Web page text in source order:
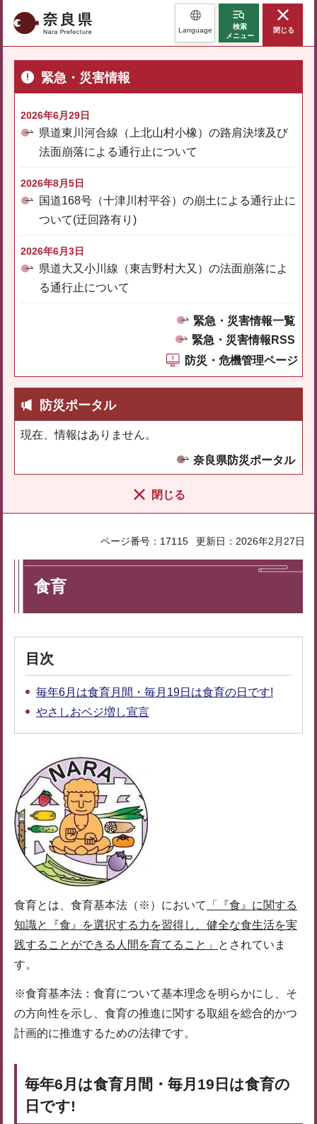
奈良県 Language
検索
メニュー
閉じる
緊急・災害情報
2026年6月29日
県道東川河合線（上北山村小橡）の路肩決壊及び
法面崩落による通行止について
2026年8月5日
国道168号（十津川村平谷）の崩土による通行止に
ついて(迂回路有り)
2026年6月3日
県道大又小川線（東吉野村大又）の法面崩落によ
る通行止について
緊急・災害情報一覧
緊急・災害情報RSS
防災・危機管理ページ
防災ポータル
現在、情報はありません。
奈良県防災ポータル
閉じる
ページ番号：17115 更新日：2026年2月27日
食育
目次
毎年6月は食育月間・毎月19日は食育の日です!
やさしおベジ増し宣言
食育とは、食育基本法（※）において
「『食』に関する
知識と『食』を選択する力を習得し、健全な食生活を実
践することができる人間を育てること」
とされていま
す。
※食育基本法：食育について基本理念を明らかにし、そ
の方向性を示し、食育の推進に関する取組を総合的かつ
計画的に推進するための法律です。
毎年6月は食育月間・毎月19日は食育の
日です!